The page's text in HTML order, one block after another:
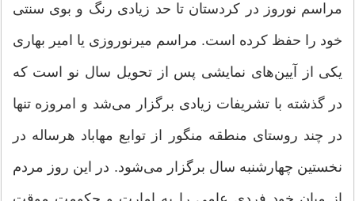
مراسم نوروز در کردستان تا حد زیادی رنگ و بوی سنتی
خود را حفظ کرده است. مراسم میرنوروزی یا امیر بهاری
یکی از آیین‌های نمایشی پس از تحویل سال نو است که
در گذشته با تشریفات زیادی برگزار می‌شد و امروزه تنها
در چند روستای منطقه منگور از توابع مهاباد هرساله در
نخستین چهارشنبه سال برگزار می‌شود. در این روز مردم